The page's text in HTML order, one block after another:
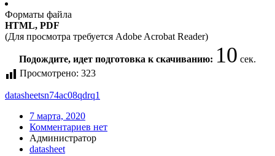
Форматы файла
HTML, PDF
(Для просмотра требуется Adobe Acrobat Reader)
Подождите, идет подготовка к скачиванию: 10 сек.
Просмотрено: 323
datasheetsn74ac08qdrq1
7 марта, 2020
Комментариев нет
Администратор
datasheet